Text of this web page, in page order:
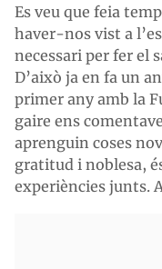
Es veu que feia
haver-nos vist a
necessari per fer el
D’això ja en fa un
primer any amb la
gaire ens
aprenguin coses
gratitud i noblesa,
experiències junts.